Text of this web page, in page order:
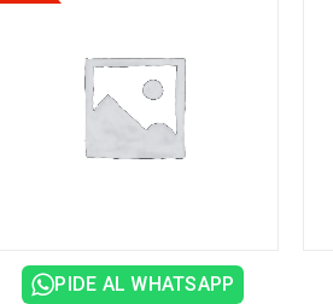
PIDE AL WHATSAPP